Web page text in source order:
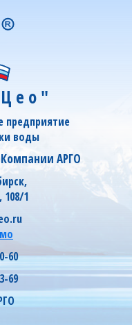
предприятие
воды
Компании АРГО
108/1
60
69